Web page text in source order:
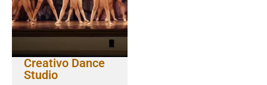
Creativo Dance
Studio